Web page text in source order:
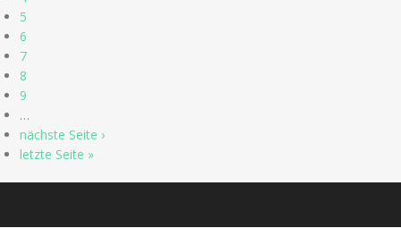
5
6
7
8
9
…
nächste Seite ›
letzte Seite »